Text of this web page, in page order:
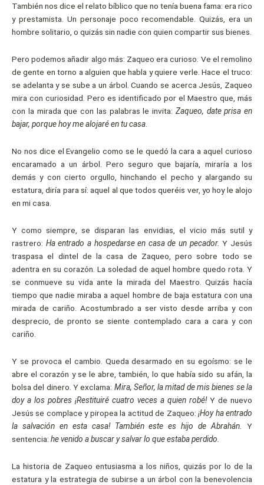
También nos dice el relato bíblico que no tenía buena fama: era rico
y prestamista. Un personaje poco recomendable. Quizás, era un
hombre solitario, o quizás sin nadie con quien compartir sus bienes.
Pero podemos añadir algo más: Zaqueo era curioso. Ve el remolino
de gente en torno a alguien que habla y quiere verle. Hace el truco:
se adelanta y se sube a un árbol. Cuando se acerca Jesús, Zaqueo
mira con curiosidad. Pero es identificado por el Maestro que, más
con la mirada que con las palabras le invita: Zaqueo, date prisa en
bajar, porque hoy me alojaré en tu casa
No nos dice el Evangelio como se le quedó la cara a aquel curioso
encaramado a un árbol. Pero seguro que bajaría, miraría a los
demás y con cierto orgullo, hinchando el pecho y alargando su
estatura, diría para sí: aquel al que todos queréis ver, yo hoy le alojo
en mi casa.
Y como siempre, se disparan las envidias, el vicio más sutil y
rastrero: Ha entrado a hospedarse en casa de un pecador.Y Jesús
traspasa el dintel de la casa de Zaqueo, pero sobre todo se
adentra en su corazón. La soledad de aquel hombre quedo rota. Y
se conmueve su vida ante la mirada del Maestro. Quizás hacía
tiempo que nadie miraba a aquel hombre de baja estatura con una
mirada de cariño. Acostumbrado a ser visto desde arriba y con
desprecio, de pronto se siente contemplado cara a cara y con
cariño.
Y se provoca el cambio. Queda desarmado en su egoísmo: se le
abre el corazón y se le abre, también, lo que había sido su afán, la
bolsa del dinero. Y exclama: Mira, Señor, la mitad de mis bienes se la
doy a los pobres ¡Restituiré cuatro veces a quien robé! Y de nuevo
Jesús se complace y piropea la actitud de Zaqueo:¡Hoy ha entrado
la salvación en esta casa! También este es hijo de Abrahán.
Y
sentencia: he venido a buscar y salvar lo que estaba perdido.
La historia de Zaqueo entusiasma a los niños, quizás por lo de la
estatura y la estrategia de subirse a un árbol con la benevolencia